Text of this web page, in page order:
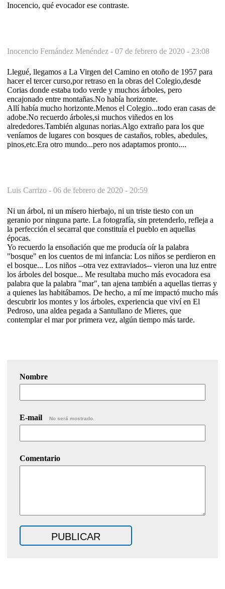
Inocencio, qué evocador ese contraste.
Inocencio Fernández Menéndez - 07 de febrero de 2020 - 23:08
Llegué, llegamos a La Virgen del Camino en otoño de 1957 para
hacer el tercer curso,por retraso en la obras del Colegio,desde
Corias donde estaba todo verde y muchos árboles, pero
encajonado entre montañas.No había horizonte.
Allí había mucho horizonte.Menos el Colegio...todo eran casas de
adobe.No recuerdo árboles,si muchos viñedos en los
alrededores.También algunas norias.Algo extraño para los que
veníamos de lugares con bosques de castaños, robles, abedules,
pinos,etc.Era otro mundo...pero nos adaptamos pronto....
Luis Carrizo - 06 de febrero de 2020 - 20:59
Ni un árbol, ni un mísero hierbajo, ni un triste tiesto con un
geranio por ninguna parte. La fotografía, sin pretenderlo, refleja a
la perfección el secarral que constituía el pueblo en aquellas
épocas.
Yo recuerdo la ensoñación que me producía oír la palabra
"bosque" en los cuentos de mi infancia: Los niños se perdieron en
el bosque... Los niños --otra vez extraviados-- vieron una luz entre
los árboles del bosque... Me resultaba mucho más evocadora esa
palabra que la palabra "mar", tan ajena también a aquellas tierras y
a quienes las habitábamos. De hecho, a mí me impactó mucho más
descubrir los montes y los árboles, experiencia que viví en El
Pedroso, una aldea pegada a Santullano de Mieres, que
contemplar el mar por primera vez, algún tiempo más tarde.
Nombre
E-mail No será mostrado.
Comentario